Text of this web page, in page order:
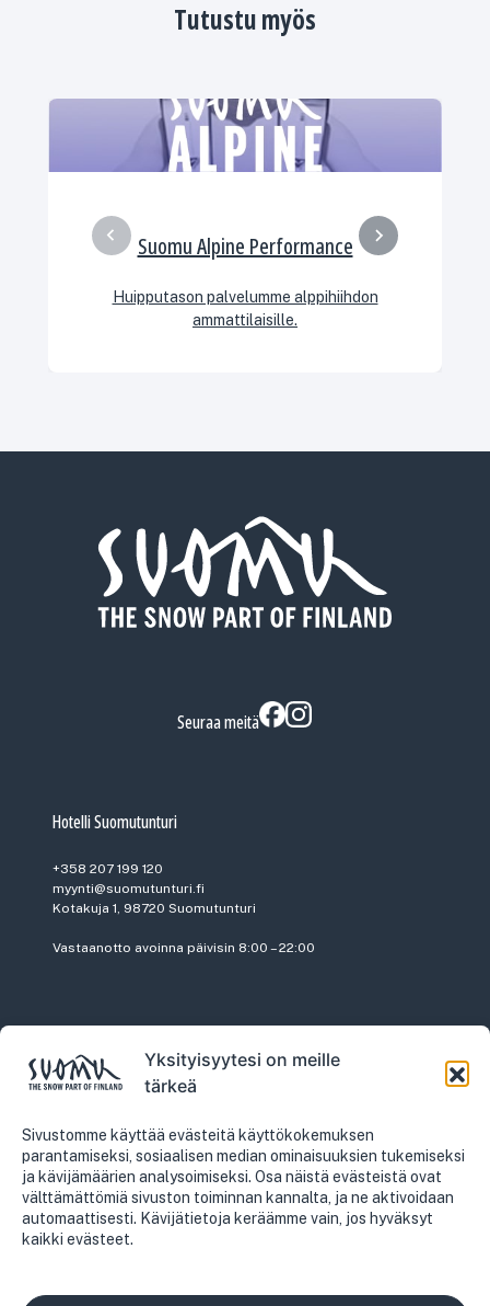
Yksityisyytesi on meille
tärkeä
Sivustomme käyttää evästeitä käyttökokemuksen
parantamiseksi, sosiaalisen median ominaisuuksien tukemiseksi
ja kävijämäärien analysoimiseksi. Osa näistä evästeistä ovat
välttämättömiä sivuston toiminnan kannalta, ja ne aktivoidaan
automaattisesti. Kävijätietoja keräämme vain, jos hyväksyt
kaikki evästeet.
Tutustu myös
Suomu Alpine Performance
Huipputason palvelumme alppihiihdon
ammattilaisille.
Seuraa meitä
Hotelli Suomutunturi
+358 207 199 120
myynti@suomutunturi.fi
Kotakuja 1, 98720 Suomutunturi
Vastaanotto avoinna päivisin 8:00 – 22:00
Vuokraamo
vuokraamo@suomutunturi.fi
Myynti
+358 207 199 121